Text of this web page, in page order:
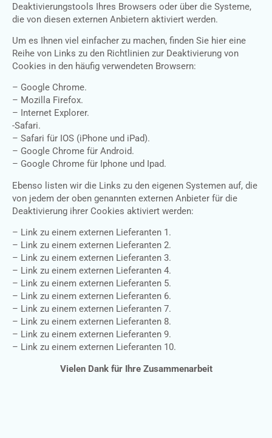
Deaktivierungstools Ihres Browsers oder über die Systeme,
die von diesen externen Anbietern aktiviert werden.
Um es Ihnen viel einfacher zu machen, finden Sie hier eine
Reihe von Links zu den Richtlinien zur Deaktivierung von
Cookies in den häufig verwendeten Browsern:
– Google Chrome.
– Mozilla Firefox.
– Internet Explorer.
-Safari.
– Safari für IOS (iPhone und iPad).
– Google Chrome für Android.
– Google Chrome für Iphone und Ipad.
Ebenso listen wir die Links zu den eigenen Systemen auf, die
von jedem der oben genannten externen Anbieter für die
Deaktivierung ihrer Cookies aktiviert werden:
– Link zu einem externen Lieferanten 1.
– Link zu einem externen Lieferanten 2.
– Link zu einem externen Lieferanten 3.
– Link zu einem externen Lieferanten 4.
– Link zu einem externen Lieferanten 5.
– Link zu einem externen Lieferanten 6.
– Link zu einem externen Lieferanten 7.
– Link zu einem externen Lieferanten 8.
– Link zu einem externen Lieferanten 9.
– Link zu einem externen Lieferanten 10.
Vielen Dank für Ihre Zusammenarbeit